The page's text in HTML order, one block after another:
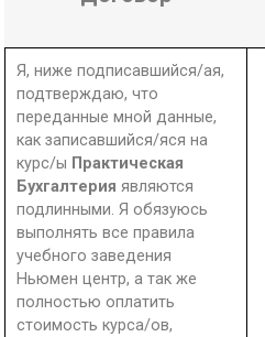
Я, ниже подписавшийся/ая,
подтверждаю, что
переданные мной данные,
как записавшийся/яся на
курс/ы Практическая
Бухгалтерияявляются
подлинными. Я обязуюсь
выполнять все правила
учебного заведения
Ньюмен центр, а так же
полностью оплатить
стоимость курса/ов,